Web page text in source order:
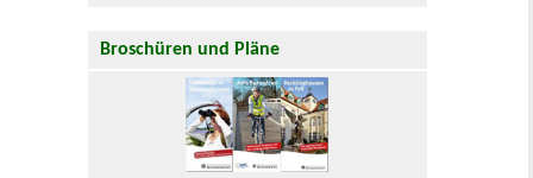
Broschüren und Pläne